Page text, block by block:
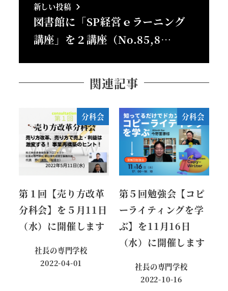
新しい投稿
図書館に「SP経営ｅラーニング
講座」を２講座（No.85,8…
関連記事
分科会
第１回【売り方改革
分科会】を５月11日
（水）に開催します
社長の専門学校
投稿日
2022-04-01
分科会
第５回勉強会【コピ
ーライティングを学
ぶ】を11月16日
（水）に開催します
社長の専門学校
投稿日
2022-10-16